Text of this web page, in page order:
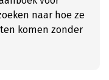
naar hoe ze
komen zonder